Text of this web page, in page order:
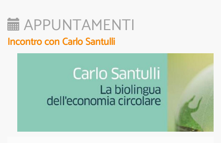
APPUNTAMENTI
Incontro con Carlo Santulli